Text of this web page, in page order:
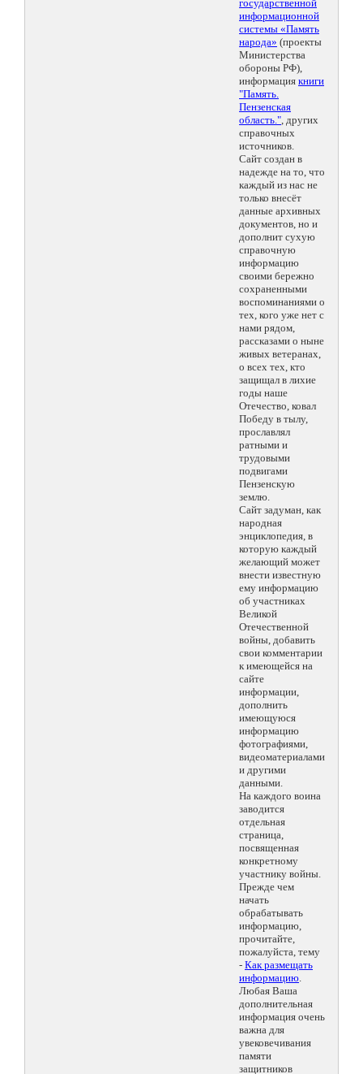
государственной
информационной
системы «Память
народа» (проекты
Министерства
обороны РФ),
информация книги
"Память.
Пензенская
область.", других
справочных
источников.
Сайт создан в
надежде на то, что
каждый из нас не
только внесёт
данные архивных
документов, но и
дополнит сухую
справочную
информацию
своими бережно
сохраненными
воспоминаниями о
тех, кого уже нет с
нами рядом,
рассказами о ныне
живых ветеранах,
о всех тех, кто
защищал в лихие
годы наше
Отечество, ковал
Победу в тылу,
прославлял
ратными и
трудовыми
подвигами
Пензенскую
землю.
Сайт задуман, как
народная
энциклопедия, в
которую каждый
желающий может
внести известную
ему информацию
об участниках
Великой
Отечественной
войны, добавить
свои комментарии
к имеющейся на
сайте
информации,
дополнить
имеющуюся
информацию
фотографиями,
видеоматериалами
и другими
данными.
На каждого воина
заводится
отдельная
страница,
посвященная
конкретному
участнику войны.
Прежде чем
начать
обрабатывать
информацию,
прочитайте,
пожалуйста, тему
- Как размещать
информацию.
Любая Ваша
дополнительная
информация очень
важна для
увековечивания
памяти
защитников